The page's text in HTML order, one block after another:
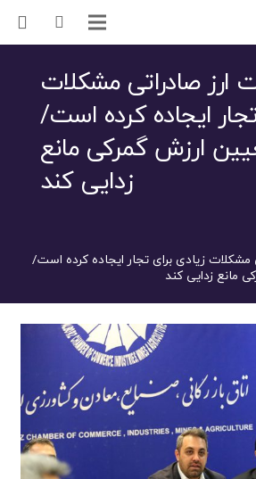
ارز صادراتی مشکلات
ایجاده کرده است/
ارزش گمرکی مانع
زدایی کند
مشکلات زیادی برای تجار ایجاده کرده است/
مانع زدایی کند